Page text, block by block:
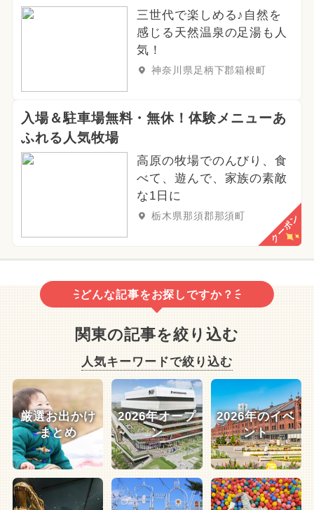
三世代で楽しめる♪自然を
感じる天然温泉の足湯も人
気！
神奈川県足柄下郡箱根町
入場＆駐車場無料・無休！体験メニューあ
ふれる人気牧場
高原の牧場でのんびり、食
べて、遊んで、家族の素敵
な1日に
栃木県那須郡那須町 クーポン
どんな記事をお探しですか？
関東の記事を絞り込む
人気キーワードで絞り込む
厳選お出かけ
まとめ
2026年オープ
ン
2026年のイベ
ント